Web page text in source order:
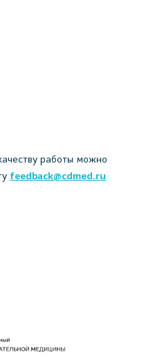
работы можно
feedback@cdmed.ru